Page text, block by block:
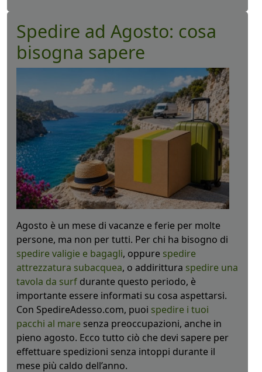
Spedire ad Agosto: cosa
bisogna sapere
Agosto è un mese di vacanze e ferie per molte
persone, ma non per tutti. Per chi ha bisogno di
spedire valigie e bagagli, oppure spedire
attrezzatura subacquea, o addirittura spedire una
tavola da surf durante questo periodo, è
importante essere informati su cosa aspettarsi.
Con SpedireAdesso.com, puoi spedire i tuoi
pacchi al mare senza preoccupazioni, anche in
pieno agosto. Ecco tutto ciò che devi sapere per
effettuare spedizioni senza intoppi durante il
mese più caldo dell’anno.